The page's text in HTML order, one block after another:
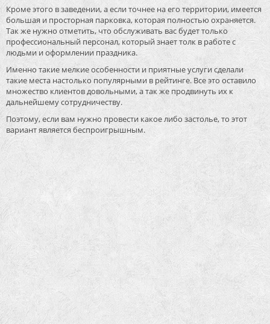
Кроме этого в заведении, а если точнее на его территории, имеется
большая и просторная парковка, которая полностью охраняется.
Так же нужно отметить, что обслуживать вас будет только
профессиональный персонал, который знает толк в работе с
людьми и оформлении праздника.
Именно такие мелкие особенности и приятные услуги сделали
такие места настолько популярными в рейтинге. Все это оставило
множество клиентов довольными, а так же продвинуть их к
дальнейшему сотрудничеству.
Поэтому, если вам нужно провести какое либо застолье, то этот
вариант является беспроигрышным.